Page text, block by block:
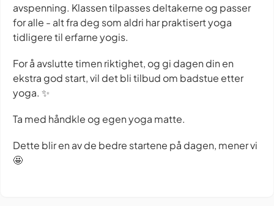
avspenning. Klassen tilpasses deltakerne og passer
for alle - alt fra deg som aldri har praktisert yoga
tidligere til erfarne yogis.
For å avslutte timen riktighet, og gi dagen din en
ekstra god start, vil det bli tilbud om badstue etter
yoga. ✨
Ta med håndkle og egen yoga matte.
Dette blir en av de bedre startene på dagen, mener vi
🤩